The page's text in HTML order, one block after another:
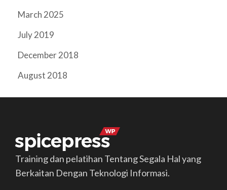
March 2025
July 2019
December 2018
August 2018
Training dan pelatihan Tentang Segala Hal yang
Berkaitan Dengan Teknologi Informasi.